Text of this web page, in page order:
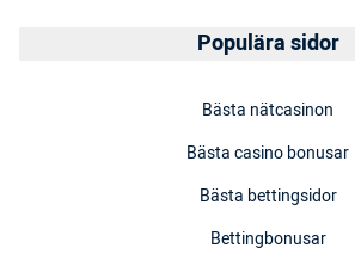
Populära sidor
Bästa nätcasinon
Bästa casino bonusar
Bästa bettingsidor
Bettingbonusar